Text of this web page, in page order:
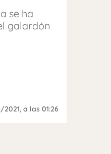
se ha
galardón
2021, a las 01:26